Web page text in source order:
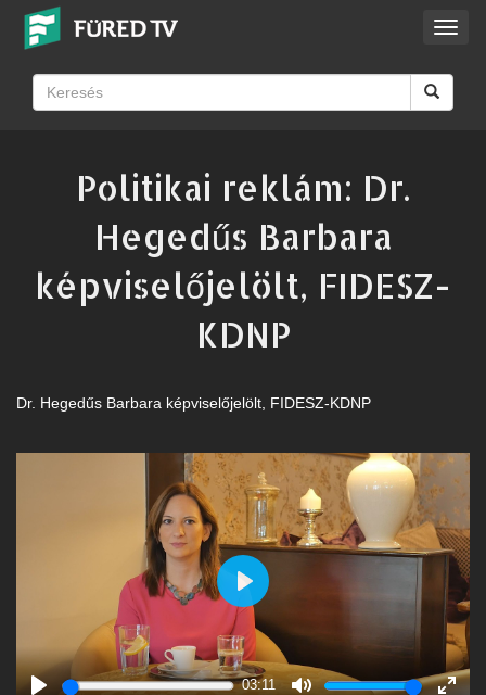
Politikai reklám: Dr.
Hegedűs Barbara
képviselőjelölt, FIDESZ-
KDNP
Dr. Hegedűs Barbara képviselőjelölt, FIDESZ-KDNP
03:11
Play